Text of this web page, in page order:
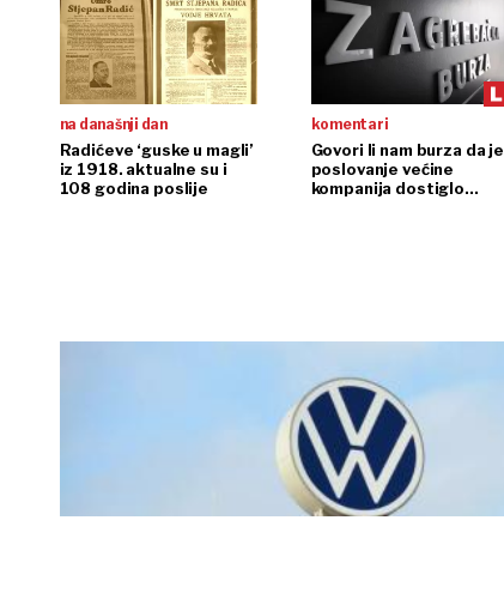
na današnji dan
Radićeve ‘guske u magli’
iz 1918. aktualne su i
108 godina poslije
komentari
Govori li nam burza da je
poslovanje većine
kompanija dostiglo